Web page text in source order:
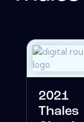
2021
Thales